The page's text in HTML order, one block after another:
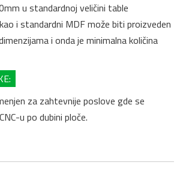
u standardnoj veličini table
i standardni MDF može biti proizveden
i onda je minimalna količina
za zahtevnije poslove gde se
u po dubini ploče.